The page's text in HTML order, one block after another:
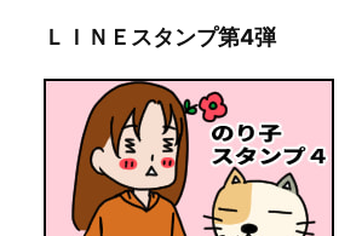
ブＬＩＮＥスタンプ第4弾